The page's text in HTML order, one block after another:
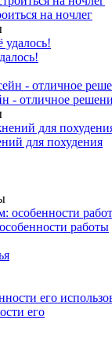
на ночлег
- отличное
для похудения
работы
его